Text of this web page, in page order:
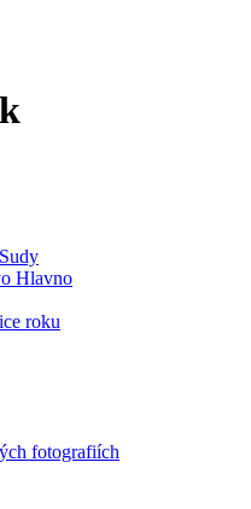
Hlavno
roku
fotografiích